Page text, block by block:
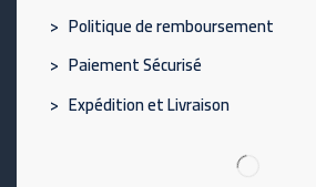
> Politique de remboursement
> Paiement Sécurisé
> Expédition et Livraison